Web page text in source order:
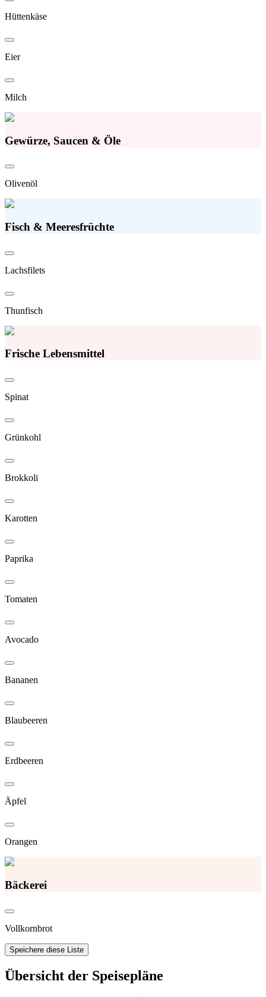
Hüttenkäse
Eier
Milch
Gewürze, Saucen & Öle
Olivenöl
Fisch & Meeresfrüchte
Lachsfilets
Thunfisch
Frische Lebensmittel
Spinat
Grünkohl
Brokkoli
Karotten
Paprika
Tomaten
Avocado
Bananen
Blaubeeren
Erdbeeren
Äpfel
Orangen
Bäckerei
Vollkornbrot
Speichere diese Liste
Übersicht der Speisepläne